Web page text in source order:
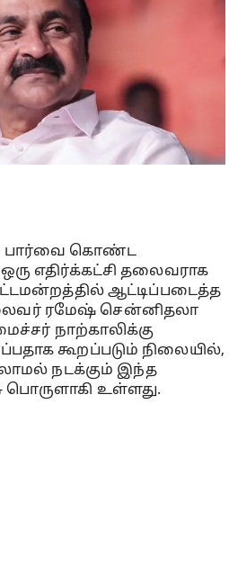
பார்வை கொண்ட
எதிர்க்கட்சி தலைவராக
ஆட்டிப்படைத்த
ரமேஷ் சென்னிதலா
நாற்காலிக்கு
கூறப்படும் நிலையில்,
நடக்கும் இந்த
பொருளாகி உள்ளது.